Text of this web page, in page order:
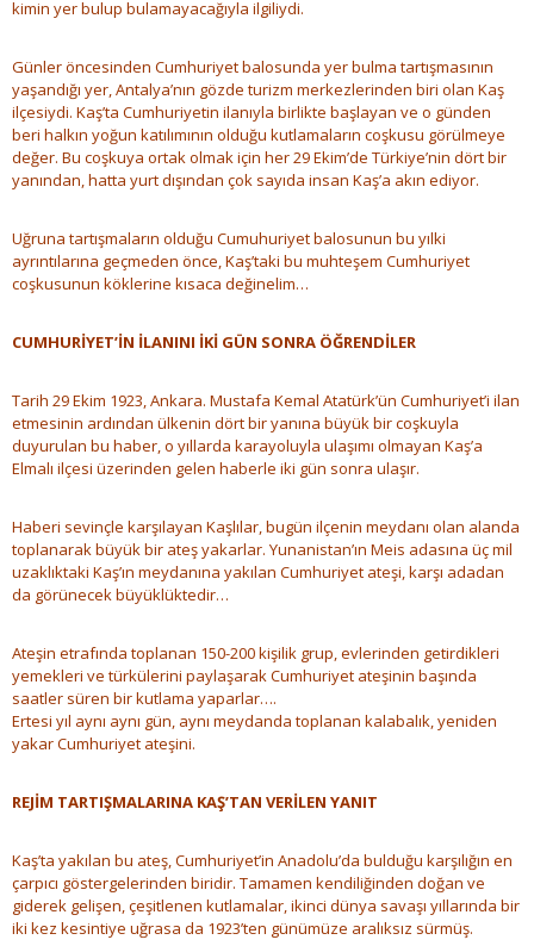
kimin yer bulup bulamayacağıyla ilgiliydi.
Günler öncesinden Cumhuriyet balosunda yer bulma tartışmasının
yaşandığı yer, Antalya’nın gözde turizm merkezlerinden biri olan Kaş
ilçesiydi. Kaş’ta Cumhuriyetin ilanıyla birlikte başlayan ve o günden
beri halkın yoğun katılımının olduğu kutlamaların coşkusu görülmeye
değer. Bu coşkuya ortak olmak için her 29 Ekim’de Türkiye’nin dört bir
yanından, hatta yurt dışından çok sayıda insan Kaş’a akın ediyor.
Uğruna tartışmaların olduğu Cumuhuriyet balosunun bu yılki
ayrıntılarına geçmeden önce, Kaş’taki bu muhteşem Cumhuriyet
coşkusunun köklerine kısaca değinelim…
CUMHURİYET’İN İLANINI İKİ GÜN SONRA ÖĞRENDİLER
Tarih 29 Ekim 1923, Ankara. Mustafa Kemal Atatürk’ün Cumhuriyet’i ilan
etmesinin ardından ülkenin dört bir yanına büyük bir coşkuyla
duyurulan bu haber, o yıllarda karayoluyla ulaşımı olmayan Kaş’a
Elmalı ilçesi üzerinden gelen haberle iki gün sonra ulaşır.
Haberi sevinçle karşılayan Kaşlılar, bugün ilçenin meydanı olan alanda
toplanarak büyük bir ateş yakarlar. Yunanistan’ın Meis adasına üç mil
uzaklıktaki Kaş’ın meydanına yakılan Cumhuriyet ateşi, karşı adadan
da görünecek büyüklüktedir…
Ateşin etrafında toplanan 150-200 kişilik grup, evlerinden getirdikleri
yemekleri ve türkülerini paylaşarak Cumhuriyet ateşinin başında
saatler süren bir kutlama yaparlar….
Ertesi yıl aynı aynı gün, aynı meydanda toplanan kalabalık, yeniden
yakar Cumhuriyet ateşini.
REJİM TARTIŞMALARINA KAŞ’TAN VERİLEN YANIT
Kaş’ta yakılan bu ateş, Cumhuriyet’in Anadolu’da bulduğu karşılığın en
çarpıcı göstergelerinden biridir. Tamamen kendiliğinden doğan ve
giderek gelişen, çeşitlenen kutlamalar, ikinci dünya savaşı yıllarında bir
iki kez kesintiye uğrasa da 1923’ten günümüze aralıksız sürmüş.